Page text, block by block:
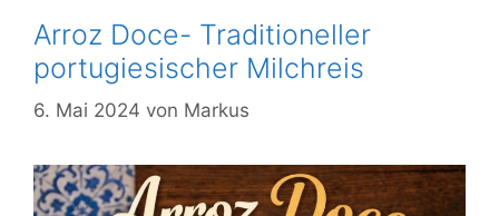
Arroz Doce- Traditioneller
portugiesischer Milchreis
6. Mai 2024 von Markus